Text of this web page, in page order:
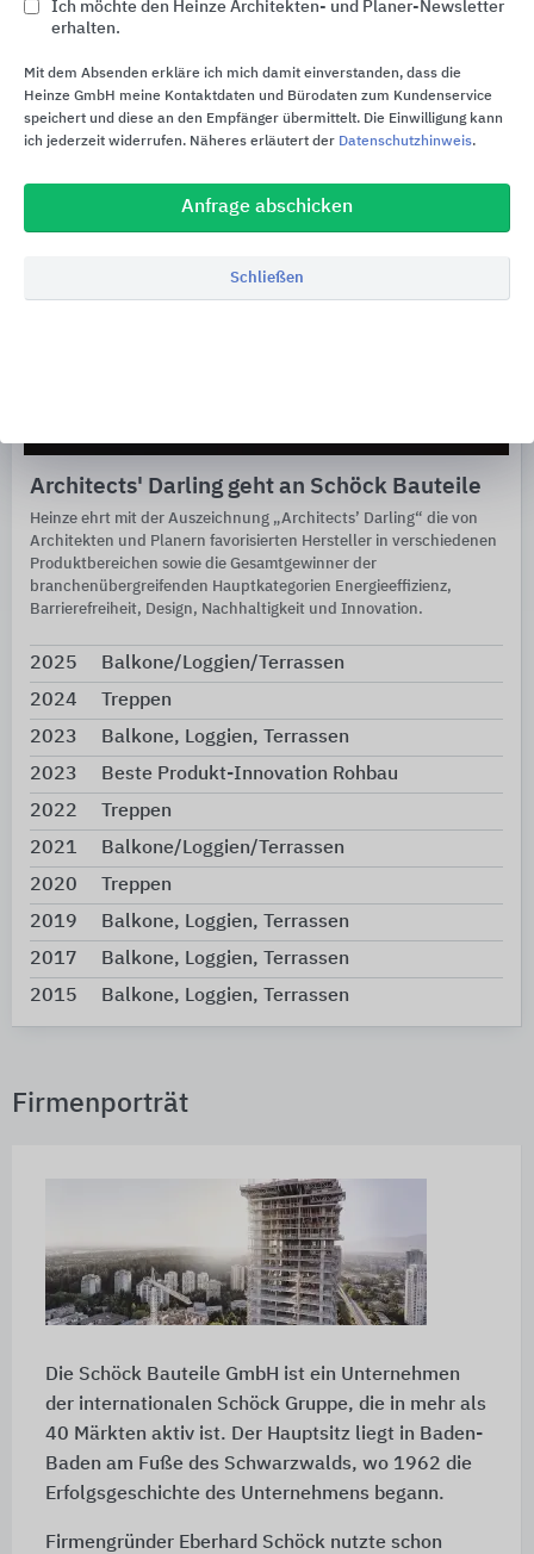
Architects' Darling
Architects' Darling geht an Schöck Bauteile
Heinze ehrt mit der Auszeichnung „Architects’ Darling“ die von
Architekten und Planern favorisierten Hersteller in verschiedenen
Produktbereichen sowie die Gesamtgewinner der
branchenübergreifenden Hauptkategorien Energieeffizienz,
Barrierefreiheit, Design, Nachhaltigkeit und Innovation.
2025
Balkone/Loggien/Terrassen
2024
Treppen
2023
Balkone, Loggien, Terrassen
2023
Beste Produkt-Innovation Rohbau
2022
Treppen
2021
Balkone/Loggien/Terrassen
2020
Treppen
2019
Balkone, Loggien, Terrassen
2017
Balkone, Loggien, Terrassen
2015
Balkone, Loggien, Terrassen
Firmenporträt
Die Schöck Bauteile GmbH ist ein Unternehmen
der internationalen Schöck Gruppe, die in mehr als
40 Märkten aktiv ist. Der Hauptsitz liegt in Baden-
Baden am Fuße des Schwarzwalds, wo 1962 die
Erfolgsgeschichte des Unternehmens begann.
Firmengründer Eberhard Schöck nutzte schon
Ich möchte den Heinze Architekten- und Planer-Newsletter
erhalten.
Mit dem Absenden erkläre ich mich damit einverstanden, dass die
Heinze GmbH meine Kontaktdaten und Bürodaten zum Kundenservice
speichert und diese an den Empfänger übermittelt. Die Einwilligung kann
ich jederzeit widerrufen. Näheres erläutert der Datenschutzhinweis.
Anfrage abschicken
Schließen